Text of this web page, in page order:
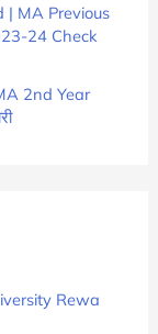
| MA Previous
24 Check
2nd Year
Rewa